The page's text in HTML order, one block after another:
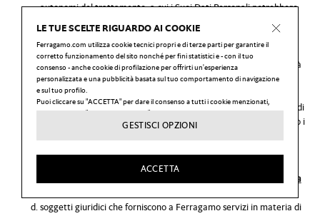
autonomi del trattamento, a cui i Suoi Dati Personali potrebbero
adempiere a disposizioni vincolanti emesse detti enti, organi, ed
autorità;
banche e fornitori di servizi di pagamento, che agiscono in qualità
di titolari autonomi del trattamento, a cui i Suoi Dati Personali
potrebbero essere comunicati ai fini dell’elaborazione dei Suoi
pagamenti per fini di Vendita; in particolare, per offrirti i metodi di
pagamento di Klarna Bank AB, durante il checkout trasmettiamo i
metodi di pagamento e al fine di adattare tali metodi di
l'informativa
soggetti giuridici che forniscono a Ferragamo servizi in materia di
LE TUE SCELTE RIGUARDO AI COOKIE
Ferragamo.com utilizza cookie tecnici propri e di terze parti per garantire il
corretto funzionamento del sito nonché per fini statistici e - con il tuo
consenso - anche cookie di profilazione per offrirti un'esperienza
personalizzata e una pubblicità basata sul tuo comportamento di navigazione
e sul tuo profilo.
Puoi cliccare su "ACCETTA" per dare il consenso a tutti i cookie menzionati,
puoi cliccare su "GESTISCI OPZIONI" per configurare le tue scelte, o cliccare sul
pulsante "X" per rifiutare tutti i cookie oggetto del tuo consenso.
Per maggiori informazioni visita la nostra Privacy & Cookie Policy
GESTISCI OPZIONI
ACCETTA